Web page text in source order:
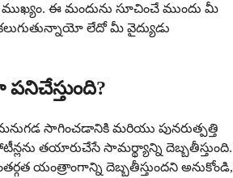
ముఖ్యం. ఈ మందును సూచించే ముందు మీ
లేదో మీ వైద్యుడు
సాగించడానికి మరియు పునరుత్పత్తి
తయారుచేసే సామర్థ్యాన్ని దెబ్బతీస్తుంది.
యంత్రాంగాన్ని దెబ్బతీస్తుందని అనుకోండి,